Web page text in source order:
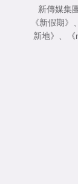
新傳媒集
《新假期》 、
新地》 、